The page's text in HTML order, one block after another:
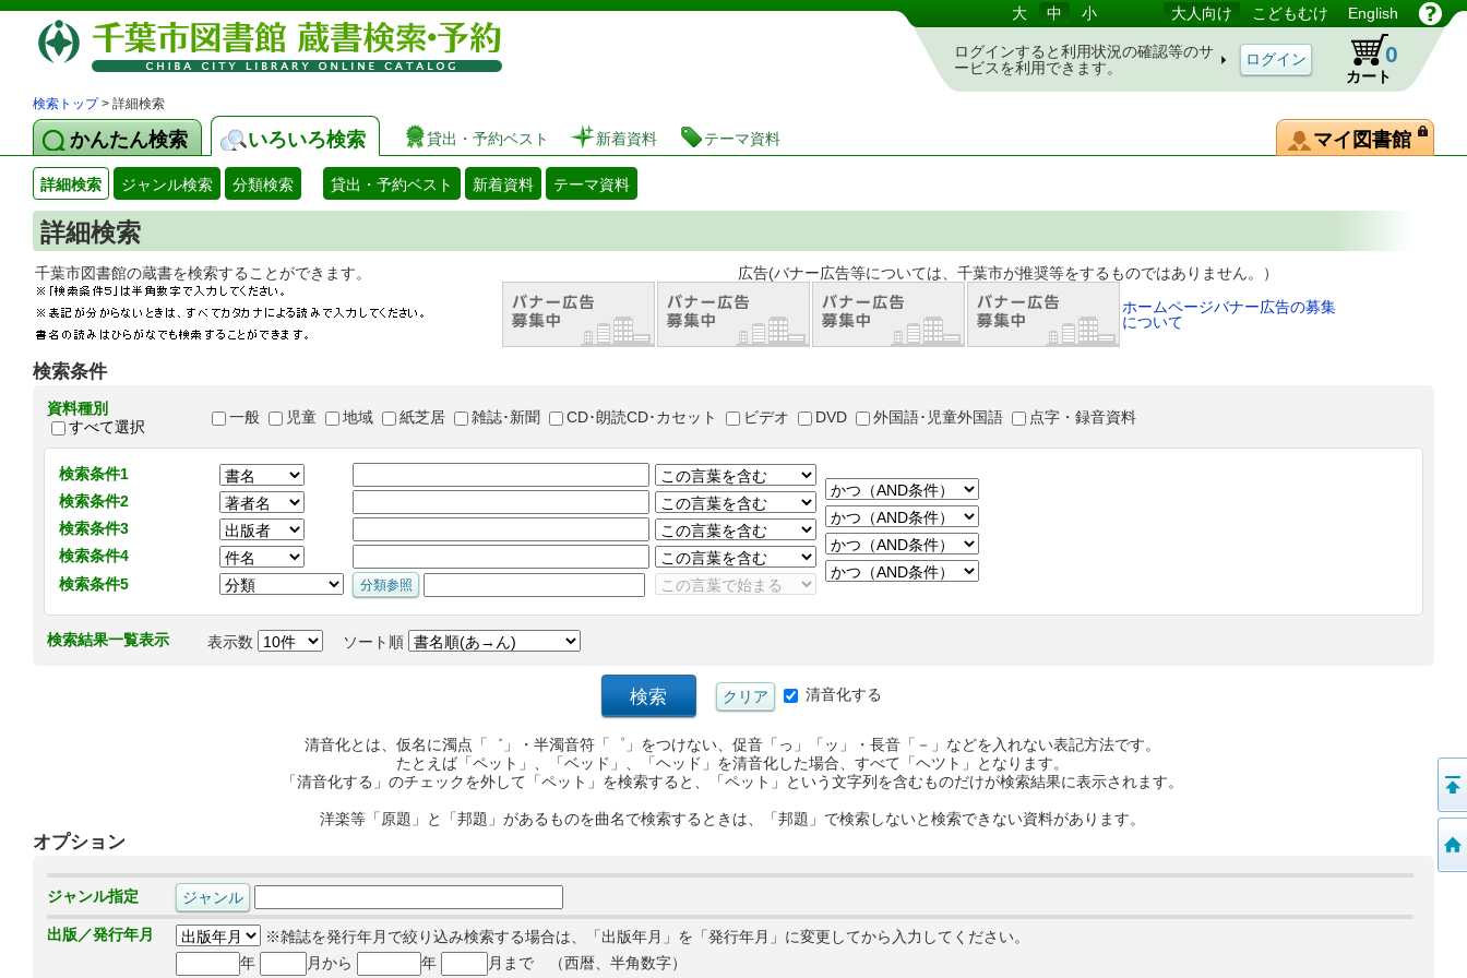
図書館 蔵書検索・予約システム 大 中 小 大人向け こどもむけ English
ログインすると利用状況の確認等のサ
ービスを利用できます。
カート
0
検索トップ> 詳細検索
かんたん検索 いろいろ検索 貸出・予約ベスト 新着資料 テーマ資料 マイ図書館
詳細検索 ジャンル検索 分類検索 貸出・予約ベスト 新着資料 テーマ資料
詳細検索
千葉市図書館の蔵書を検索することができます。 広告(バナー広告等については、千葉市が推奨等をするものではありません。）
ホームページバナー広告の募集
について
検索条件
資料種別
すべて選択
一般 児童 地域 紙芝居 雑誌･新聞 CD･朗読CD･カセット ビデオ DVD 外国語･児童外国語 点字・録音資料
検索条件1
検索条件2
検索条件3
検索条件4
検索条件5
検索結果一覧表示 表示数 ソート順
清音化する
清音化とは、仮名に濁点「゛」・半濁音符「゜」をつけない、促音「っ」「ッ」・長音「－」などを入れない表記方法です。
たとえば「ペット」、「ベッド」、「ヘッド」を清音化した場合、すべて「ヘツト」となります。
「清音化する」のチェックを外して「ペット」を検索すると、「ペット」という文字列を含むものだけが検索結果に表示されます。
洋楽等「原題」と「邦題」があるものを曲名で検索するときは、「邦題」で検索しないと検索できない資料があります。
オプション
ジャンル指定
出版／発行年月
※雑誌を発行年月で絞り込み検索する場合は、「出版年月」を「発行年月」に変更してから入力してください。
年
月から 年 月まで （西暦、半角数字）